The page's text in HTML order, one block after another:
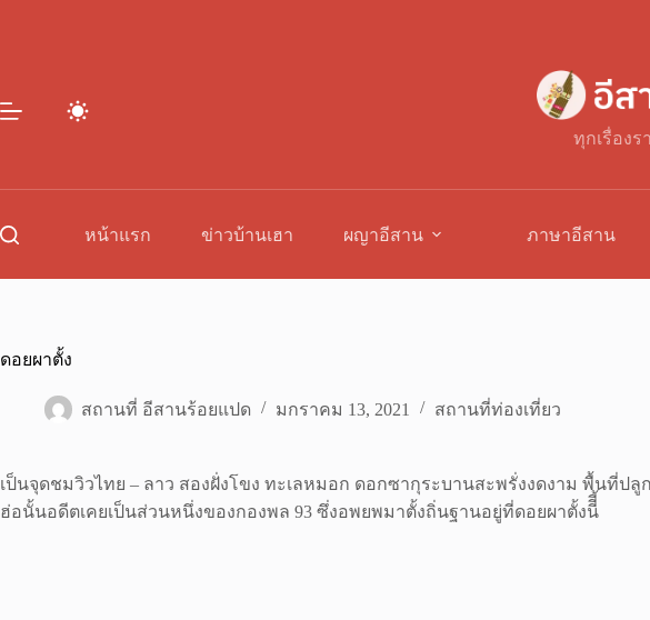
ทุกเรื่อง
หน้าแรก ข่าวบ้านเฮา ผญาอีสาน ภาษาอีสาน
ดอยผาตั้ง
สถานที่ อีสานร้อยแปด มกราคม 13, 2021 สถานที่ท่องเที่ยว
เป็นจุดชมวิวไทย – ลาว สองฝั่งโขง ทะเลหมอก ดอกซากุระบานสะพรั่งงดงาม พื้นที่ป
ฮ่อนั้นอดีตเคยเป็นส่วนหนึ่งของกองพล 93 ซึ่งอพยพมาตั้งถิ่นฐานอยู่ที่ดอยผาตั้งนีีี้